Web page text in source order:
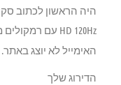
HD 120Hz עם רמקולים מובנים”
האימייל לא יוצג באתר.
הדירוג שלך